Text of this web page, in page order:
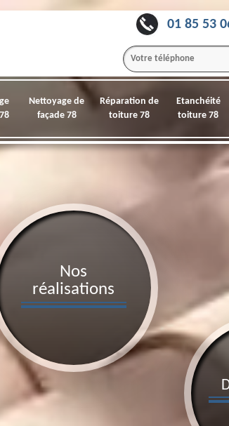
01 85 53
Nettoyage de
façade 78
Réparation de
toiture 78
Etanchéité
toiture 78
Nos
réalisations